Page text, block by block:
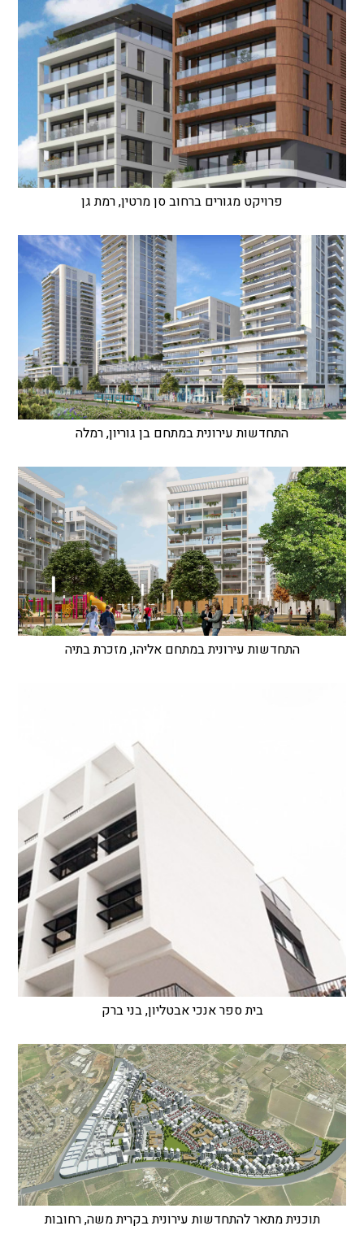
פרויקט מגורים ברחוב סן מרטין, רמת גן
התחדשות עירונית במתחם בן גוריון, רמלה
התחדשות עירונית במתחם אליהו, מזכרת בתיה
בית ספר אנכי אבטליון, בני ברק
תוכנית מתאר להתחדשות עירונית בקרית משה, רחובות